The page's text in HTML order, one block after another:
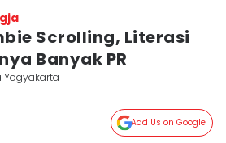
Scrolling, Literasi
Banyak PR
Yogyakarta
Add Us on Google